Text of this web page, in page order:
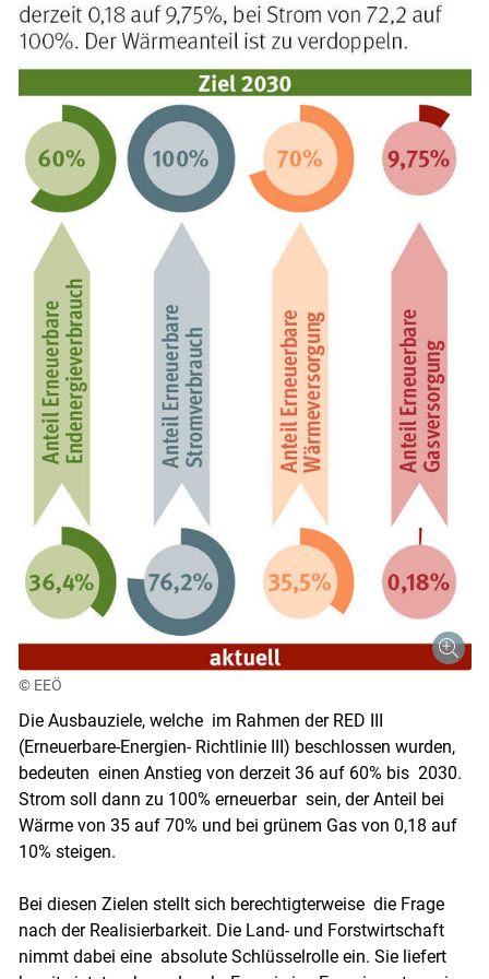
Skip to main content
© EEÖ
Die Ausbauziele, welche im Rahmen der RED III
(Erneuerbare-Energien- Richtlinie III) beschlossen wurden,
bedeuten einen Anstieg von derzeit 36 auf 60% bis 2030.
Strom soll dann zu 100% erneuerbar sein, der Anteil bei
Wärme von 35 auf 70% und bei grünem Gas von 0,18 auf
10% steigen.
Bei diesen Zielen stellt sich berechtigterweise die Frage
nach der Realisierbarkeit. Die Land- und Forstwirtschaft
nimmt dabei eine absolute Schlüsselrolle ein. Sie liefert